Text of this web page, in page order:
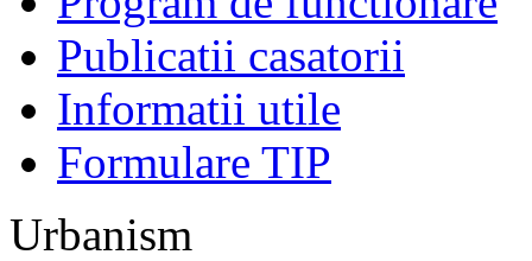
Publicatii casatorii
Informatii utile
Formulare TIP
Urbanism